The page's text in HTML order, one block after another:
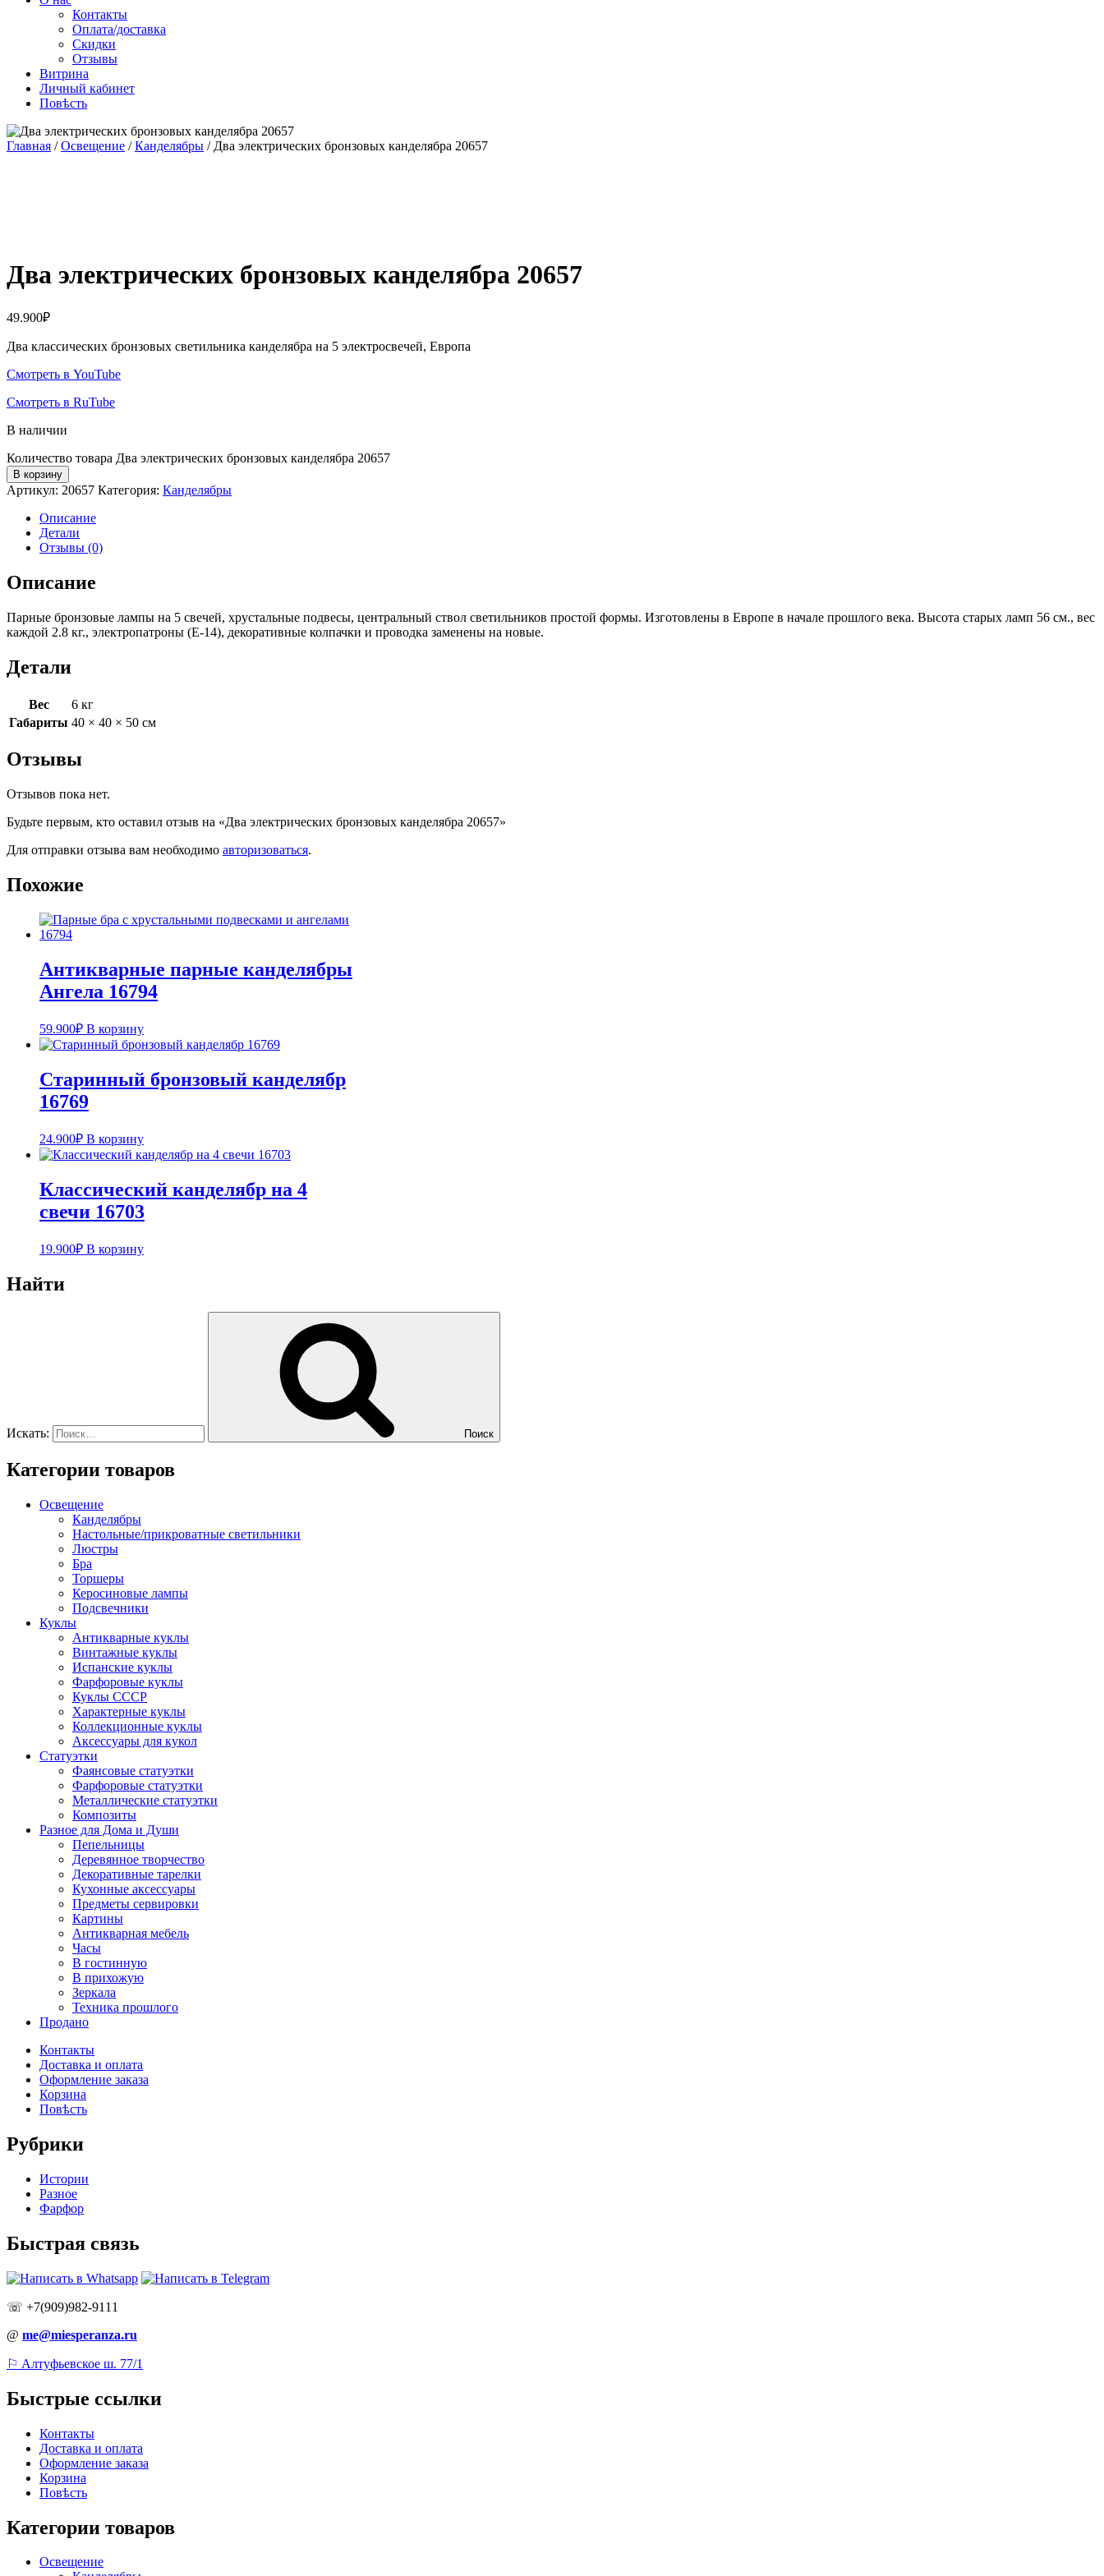
Контакты
Оплата/доставка
Скидки
Отзывы
Витрина
Личный кабинет
Повѣсть
Главная /Освещение /Канделябры / Два электрических бронзовых канделябра 20657
Два электрических бронзовых канделябра 20657
49.900₽
Два классических бронзовых светильника канделябра на 5 электросвечей, Европа
Смотреть в YouTube
Смотреть в RuTube
В наличии
Количество товара Два электрических бронзовых канделябра 20657
В корзину
Артикул: 20657 Категория: Канделябры
Описание
Детали
Отзывы (0)
Описание
Парные бронзовые лампы на 5 свечей, хрустальные подвесы, центральный ствол светильников простой формы. Изготовлены в Европе в начале прошлого века. Высота старых ламп 56 см., вес
каждой 2.8 кг., электропатроны (Е-14), декоративные колпачки и проводка заменены на новые.
Детали
Вес
6 кг
Габариты 40 × 40 × 50 см
Отзывы
Отзывов пока нет.
Будьте первым, кто оставил отзыв на «Два электрических бронзовых канделябра 20657»
Для отправки отзыва вам необходимо авторизоваться.
Похожие
Антикварные парные канделябры
Ангела 16794
59.900₽ В корзину
Старинный бронзовый канделябр
16769
24.900₽ В корзину
Классический канделябр на 4
свечи 16703
19.900₽ В корзину
Найти
Искать: Поиск
Категории товаров
Освещение
Канделябры
Настольные/прикроватные светильники
Люстры
Бра
Торшеры
Керосиновые лампы
Подсвечники
Куклы
Антикварные куклы
Винтажные куклы
Испанские куклы
Фарфоровые куклы
Куклы СССР
Характерные куклы
Коллекционные куклы
Аксессуары для кукол
Статуэтки
Фаянсовые статуэтки
Фарфоровые статуэтки
Металлические статуэтки
Композиты
Разное для Дома и Души
Пепельницы
Деревянное творчество
Декоративные тарелки
Кухонные аксессуары
Предметы сервировки
Картины
Антикварная мебель
Часы
В гостинную
В прихожую
Зеркала
Техника прошлого
Продано
Контакты
Доставка и оплата
Оформление заказа
Корзина
Повѣсть
Рубрики
Истории
Разное
Фарфор
Быстрая связь
☏ +7(909)982-9111
@ me@miesperanza.ru
⚐ Алтуфьевское ш. 77/1
Быстрые ссылки
Контакты
Доставка и оплата
Оформление заказа
Корзина
Повѣсть
Категории товаров
Освещение